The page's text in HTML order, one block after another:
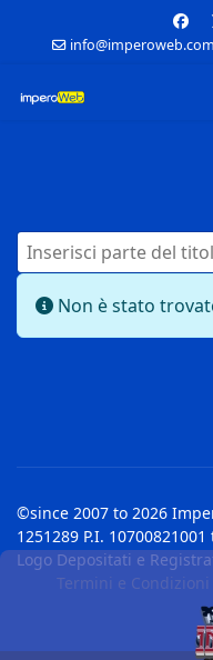
info@imperoweb.com
Inserisci parte del titolo
Info
Non è stato
©since 2007 to 2026
1251289 P.I.
Logo Depositati e
Termini e Condizioni